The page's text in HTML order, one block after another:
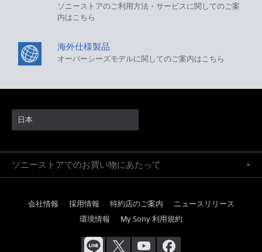
ソニーストアのご利用方法・サービスに関してのご案
内はこちら
海外仕様製品
オーバーシーズモデルに関してのご案内はこちら
日本
ソニーストアでのお買い物にあたって
会社情報 採用情報 特約店のご案内
ニュースリリース
環境情報
My Sony 利用規約